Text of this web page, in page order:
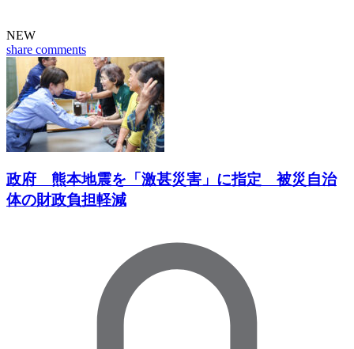
NEW
share comments
政府 熊本地震を「激甚災害」に指定 被災自治
体の財政負担軽減